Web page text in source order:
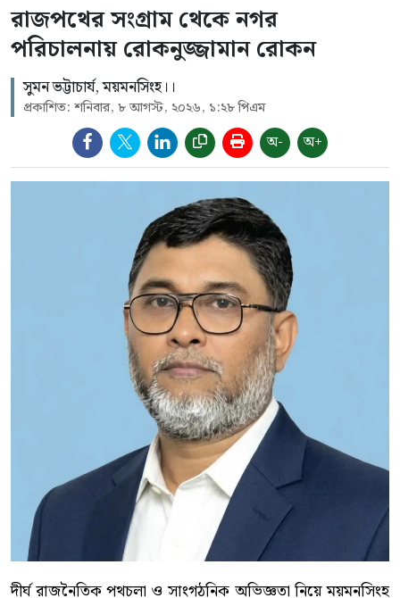
রাজপথের সংগ্রাম থেকে নগর
পরিচালনায় রোকনুজ্জামান রোকন
সুমন ভট্টাচার্য, ময়মনসিংহ।।
প্রকাশিত: শনিবার, ৮ আগস্ট, ২০২৬, ১:২৮ পিএম
অ- অ+
দীর্ঘ রাজনৈতিক পথচলা ও সাংগঠনিক অভিজ্ঞতা নিয়ে ময়মনসিংহ